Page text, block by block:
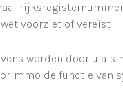
voorziet of vereist.
worden door u
de functie van